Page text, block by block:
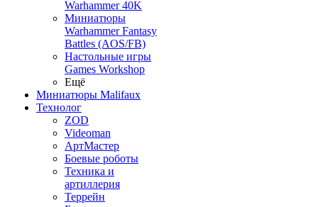
Warhammer 40K
Миниатюры
Warhammer Fantasy
Battles (AOS/FB)
Настольные игры
Games Workshop
Ещё
Миниатюры Malifaux
Технолог
ZOD
Videoman
АртМастер
Боевые роботы
Техника и
артиллерия
Террейн